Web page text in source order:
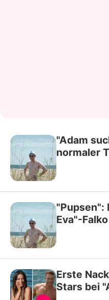
"Adam
normaler
"Pupsen":
Eva"-
Erste
Stars bei